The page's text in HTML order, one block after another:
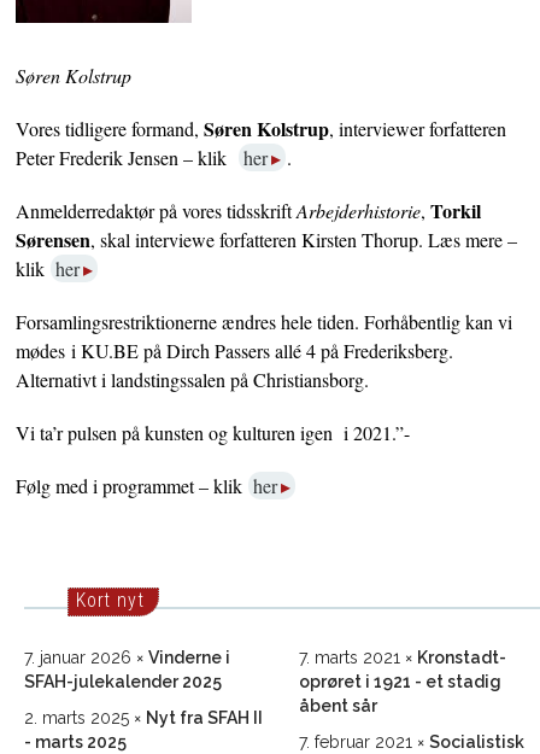
Søren Kolstrup
Vores tidligere formand,Søren Kolstrup, interviewer forfatteren
Peter Frederik Jensen – klik
her .
Anmelderredaktør på vores tidsskriftArbejderhistorie,Torkil
Sørensen, skal interviewe forfatteren Kirsten Thorup. Læs mere –
klik her
Forsamlingsrestriktionerne ændres hele tiden. Forhåbentlig kan vi
mødes i KU.BE på Dirch Passers allé 4 på Frederiksberg.
Alternativt i landstingssalen på Christiansborg.
Vi ta’r pulsen på kunsten og kulturen igen i 2021.”-
Følg med i programmet – klik her
Kort nyt
7. januar 2026
Vinderne i
SFAH-julekalender 2025
2. marts 2025
Nyt fra SFAH II
- marts 2025
7. marts 2021
Kronstadt-
oprøret i 1921 - et stadig
åbent sår
7. februar 2021
Socialistisk